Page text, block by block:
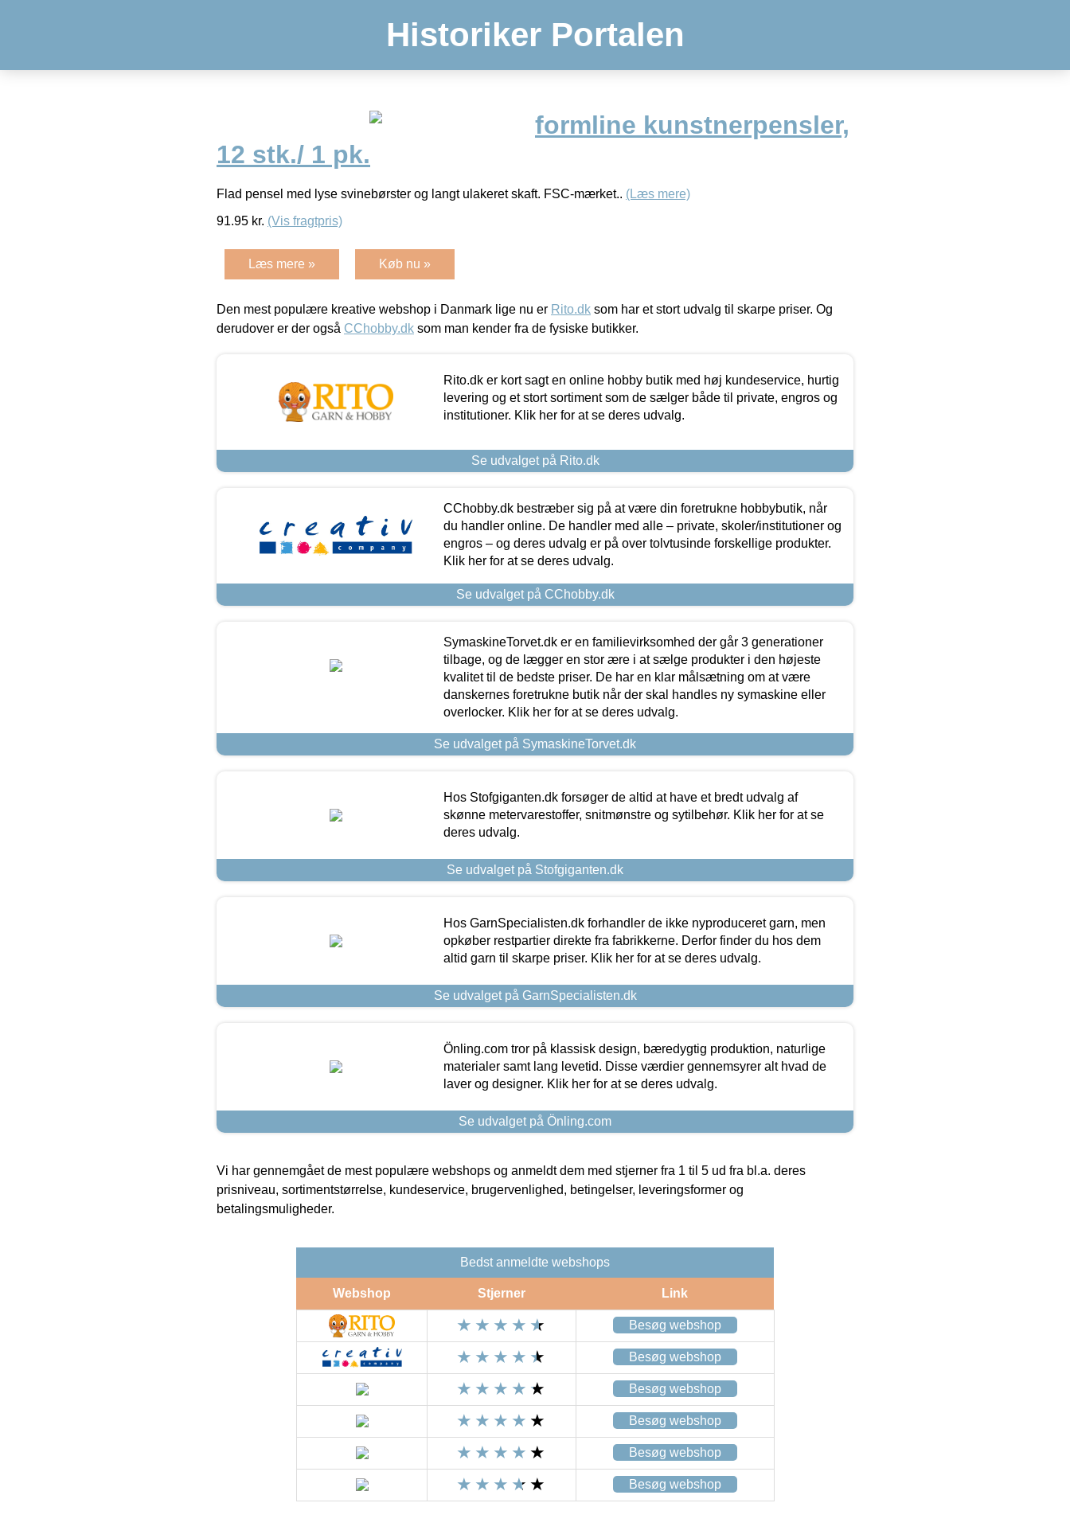
Historiker Portalen
formline kunstnerpensler,
12 stk./ 1 pk.
Flad pensel med lyse svinebørster og langt ulakeret skaft. FSC-mærket.. (Læs mere)
91.95 kr. (Vis fragtpris)
Læs mere » Køb nu »
Den mest populære kreative webshop i Danmark lige nu er Rito.dk som har et stort udvalg til skarpe priser. Og
derudover er der også CChobby.dk som man kender fra de fysiske butikker.
Rito.dk er kort sagt en online hobby butik med høj kundeservice, hurtig
levering og et stort sortiment som de sælger både til private, engros og
institutioner. Klik her for at se deres udvalg.
Se udvalget på Rito.dk
CChobby.dk bestræber sig på at være din foretrukne hobbybutik, når
du handler online. De handler med alle – private, skoler/institutioner og
engros – og deres udvalg er på over tolvtusinde forskellige produkter.
Klik her for at se deres udvalg.
Se udvalget på CChobby.dk
SymaskineTorvet.dk er en familievirksomhed der går 3 generationer
tilbage, og de lægger en stor ære i at sælge produkter i den højeste
kvalitet til de bedste priser. De har en klar målsætning om at være
danskernes foretrukne butik når der skal handles ny symaskine eller
overlocker. Klik her for at se deres udvalg.
Se udvalget på SymaskineTorvet.dk
Hos Stofgiganten.dk forsøger de altid at have et bredt udvalg af
skønne metervarestoffer, snitmønstre og sytilbehør. Klik her for at se
deres udvalg.
Se udvalget på Stofgiganten.dk
Hos GarnSpecialisten.dk forhandler de ikke nyproduceret garn, men
opkøber restpartier direkte fra fabrikkerne. Derfor finder du hos dem
altid garn til skarpe priser. Klik her for at se deres udvalg.
Se udvalget på GarnSpecialisten.dk
Önling.com tror på klassisk design, bæredygtig produktion, naturlige
materialer samt lang levetid. Disse værdier gennemsyrer alt hvad de
laver og designer. Klik her for at se deres udvalg.
Se udvalget på Önling.com
Vi har gennemgået de mest populære webshops og anmeldt dem med stjerner fra 1 til 5 ud fra bl.a. deres
prisniveau, sortimentstørrelse, kundeservice, brugervenlighed, betingelser, leveringsformer og
betalingsmuligheder.
Bedst anmeldte webshops
Webshop Stjerner Link
Besøg webshop
Besøg webshop
Besøg webshop
Besøg webshop
Besøg webshop
Besøg webshop